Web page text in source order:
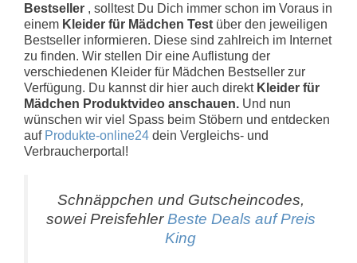
Bestseller , solltest Du Dich immer schon im Voraus in
einem Kleider für Mädchen Test über den jeweiligen
Bestseller informieren. Diese sind zahlreich im Internet
zu finden. Wir stellen Dir eine Auflistung der
verschiedenen Kleider für Mädchen Bestseller zur
Verfügung. Du kannst dir hier auch direkt Kleider für
Mädchen Produktvideo anschauen. Und nun
wünschen wir viel Spass beim Stöbern und entdecken
auf Produkte-online24 dein Vergleichs- und
Verbraucherportal!
Schnäppchen und Gutscheincodes,
sowei Preisfehler Beste Deals auf Preis
King